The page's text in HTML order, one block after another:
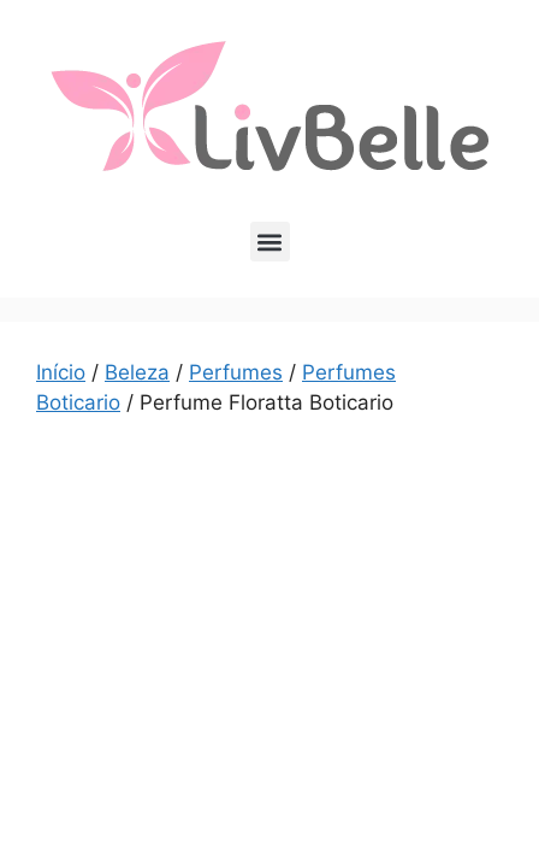
Início / Beleza / Perfumes / Perfumes
Boticario / Perfume Floratta Boticario